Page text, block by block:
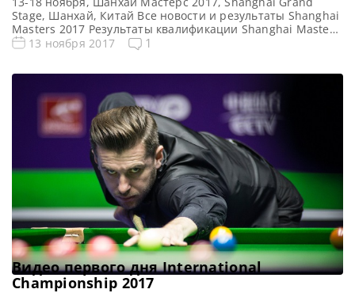
Stage, Шанхай, Китай Все новости и результаты Shanghai
Masters 2017 Результаты квалификации Shanghai Masters
2017 Онлайн трансляции Shanghai Masters 2017 Видео
13 ноября 2017 1
Видео первого дня International
Championship 2017